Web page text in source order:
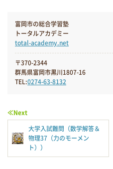
富岡市の総合学習塾
トータルアカデミー
total-academy.net
〒370-2344
群馬県富岡市黒川1807-16
TEL:0274-63-8132
≪Next
大学入試難問（数学解答＆
物理37（力のモーメン
ト））